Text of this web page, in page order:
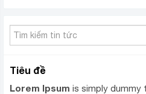
Tiêu đề
Lorem Ipsum is simply dummy